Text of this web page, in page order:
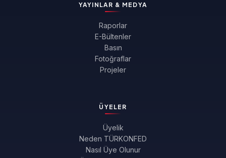
YAYINLAR & MEDYA
Raporlar
E-Bültenler
Basın
Fotoğraflar
Projeler
ÜYELER
Üyelik
Neden TÜRKONFED
Nasıl Üye Olunur